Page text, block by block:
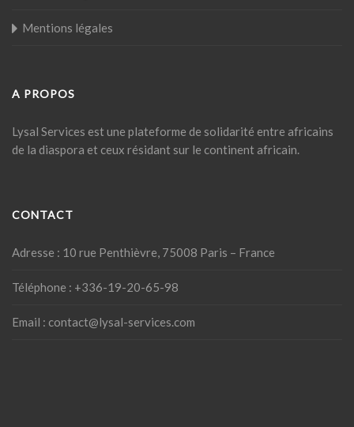
Mentions légales
A PROPOS
Lysal Services est une plateforme de solidarité entre africains
de la diaspora et ceux résidant sur le continent africain.
CONTACT
Adresse : 10 rue Penthièvre, 75008 Paris – France
Téléphone : +336-19-20-65-98
Email : contact@lysal-services.com